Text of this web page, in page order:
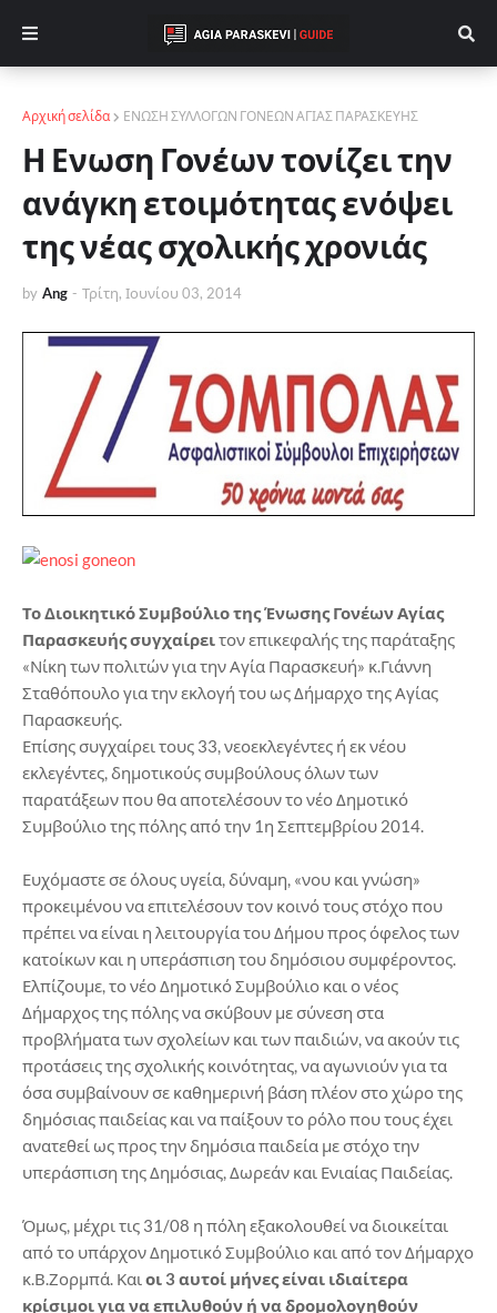
Αρχική σελίδα ΕΝΩΣΗ ΣΥΛΛΟΓΩΝ ΓΟΝΕΩΝ ΑΓΙΑΣ ΠΑΡΑΣΚΕΥΗΣ
Η Ενωση Γονέων τονίζει την
ανάγκη ετοιμότητας ενόψει
της νέας σχολικής χρονιάς
by Ang - Τρίτη, Ιουνίου 03, 2014
Το Διοικητικό Συμβούλιο της Ένωσης Γονέων Αγίας
Παρασκευής συγχαίρειτον επικεφαλής της παράταξης
«Νίκη των πολιτών για την Αγία Παρασκευή» κ.Γιάννη
Σταθόπουλο για την εκλογή του ως Δήμαρχο της Αγίας
Παρασκευής.
Επίσης συγχαίρει τους 33, νεοεκλεγέντες ή εκ νέου
εκλεγέντες, δημοτικούς συμβούλους όλων των
παρατάξεων που θα αποτελέσουν το νέο Δημοτικό
Συμβούλιο της πόλης από την 1η Σεπτεμβρίου 2014.
Ευχόμαστε σε όλους υγεία, δύναμη, «νου και γνώση»
προκειμένου να επιτελέσουν τον κοινό τους στόχο που
πρέπει να είναι η λειτουργία του Δήμου προς όφελος των
κατοίκων και η υπεράσπιση του δημόσιου συμφέροντος.
Ελπίζουμε, το νέο Δημοτικό Συμβούλιο και ο νέος
Δήμαρχος της πόλης να σκύβουν με σύνεση στα
προβλήματα των σχολείων και των παιδιών, να ακούν τις
προτάσεις της σχολικής κοινότητας, να αγωνιούν για τα
όσα συμβαίνουν σε καθημερινή βάση πλέον στο χώρο της
δημόσιας παιδείας και να παίξουν το ρόλο που τους έχει
ανατεθεί ως προς την δημόσια παιδεία με στόχο την
υπεράσπιση της Δημόσιας, Δωρεάν και Ενιαίας Παιδείας.
Όμως, μέχρι τις 31/08 η πόλη εξακολουθεί να διοικείται
από το υπάρχον Δημοτικό Συμβούλιο και από τον Δήμαρχο
κ.Β.Ζορμπά. Και οι 3 αυτοί μήνες είναι ιδιαίτερα
κρίσιμοι για να επιλυθούν ή να δρομολογηθούν